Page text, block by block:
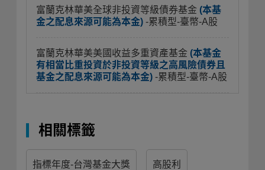
富蘭克林華美全球非投資等級債券基金 (本基
金之配息來源可能為本金) -累積型-臺幣-A股
富蘭克林華美美國收益多重資產基金 (本基金
有相當比重投資於非投資等級之高風險債券且
基金之配息來源可能為本金) -累積型-臺幣-A股
相關標籤
指標年度-台灣基金大獎 高股利